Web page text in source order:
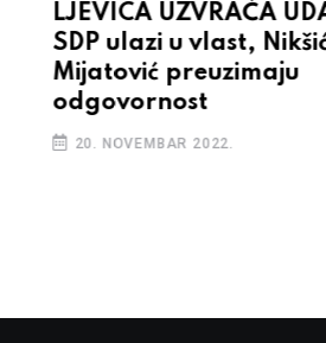
LJEVICA UZVRAĆA
SDP ulazi u vlast,
Mijatović preuzimaju
odgovornost
20. NOVEMBAR 2022.